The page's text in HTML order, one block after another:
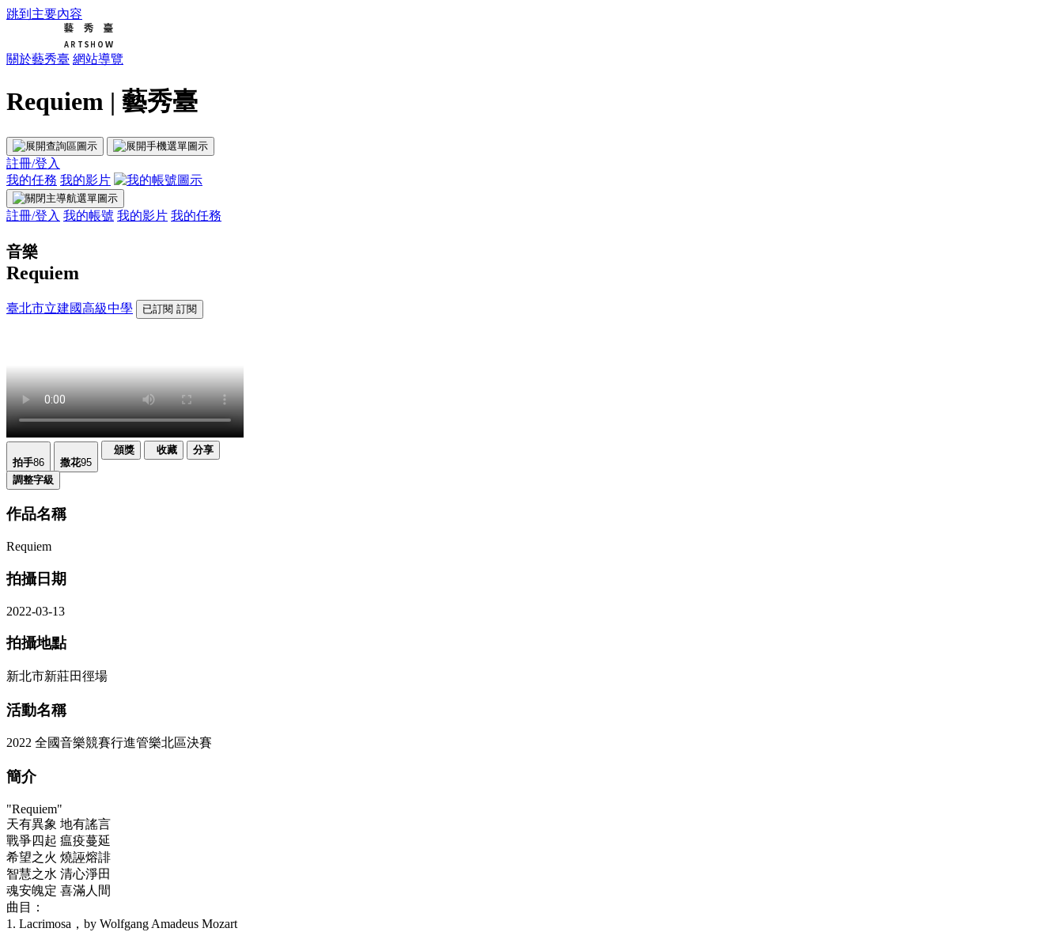
跳到主要內容
關於藝秀臺 網站導覽
Requiem | 藝秀臺
註冊/登入
我的任務 我的影片
註冊/登入 我的帳號 我的影片 我的任務
音樂
Requiem
臺北市立建國高級中學 已訂閱 訂閱
拍手86 撒花95
頒獎 收藏 分享
調整字級
作品名稱
Requiem
拍攝日期
2022-03-13
拍攝地點
新北市新莊田徑場
活動名稱
2022 全國音樂競賽行進管樂北區決賽
簡介
"Requiem"
天有異象 地有謠言
戰爭四起 瘟疫蔓延
希望之火 燒誣熔誹
智慧之水 清心淨田
魂安魄定 喜滿人間
曲目：
1. Lacrimosa，by Wolfgang Amadeus Mozart